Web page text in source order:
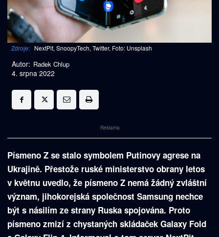
Zdroje: NextPit, SnoopyTech, Twitter, Foto: Unsplash
Autor: Radek Chlup
4. srpna 2022
Reklama
Písmeno Z se stalo symbolem Putinovy agrese na
Ukrajině. Přestože ruské ministerstvo obrany letos
v květnu uvedlo, že písmeno Z nemá žádný zvláštní
význam, jihokorejská společnost Samsung nechce
být s násilím ze strany Ruska spojována. Proto
písmeno zmizí z chystaných skládaček Galaxy Fold